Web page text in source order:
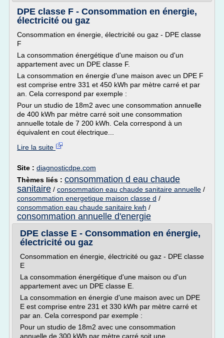
DPE classe F - Consommation en énergie,
électricité ou gaz
Consommation en énergie, électricité ou gaz - DPE classe
F
La consommation énergétique d'une maison ou d'un
appartement avec un DPE classe F.
La consommation en énergie d'une maison avec un DPE F
est comprise entre 331 et 450 kWh par mètre carré et par
an. Cela correspond par exemple :
Pour un studio de 18m2 avec une consommation annuelle
de 400 kWh par mètre carré soit une consommation
annuelle totale de 7 200 kWh. Cela correspond à un
équivalent en cout électrique...
Lire la suite
Site : diagnosticdpe.com
Thèmes liés : consommation d eau chaude
sanitaire / consommation eau chaude sanitaire annuelle /
consommation energetique maison classe d /
consommation eau chaude sanitaire kwh /
consommation annuelle d'energie
DPE classe E - Consommation en énergie,
électricité ou gaz
Consommation en énergie, électricité ou gaz - DPE classe
E
La consommation énergétique d'une maison ou d'un
appartement avec un DPE classe E.
La consommation en énergie d'une maison avec un DPE
E est comprise entre 231 et 330 kWh par mètre carré et
par an. Cela correspond par exemple :
Pour un studio de 18m2 avec une consommation
annuelle de 300 kWh par mètre carré soit une